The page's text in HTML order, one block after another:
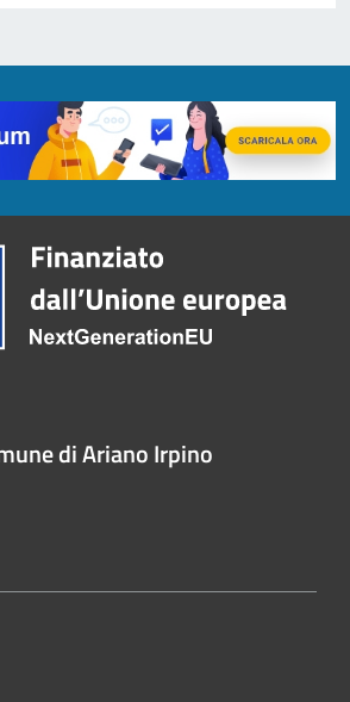
di Ariano Irpino